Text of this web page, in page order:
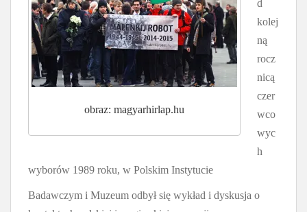
obraz: magyarhirlap.hu
d
kolej
ną
rocz
nicą
czer
wco
wyc
h
wyborów 1989 roku, w Polskim Instytucie
Badawczym i Muzeum odbył się wykład i dyskusja o